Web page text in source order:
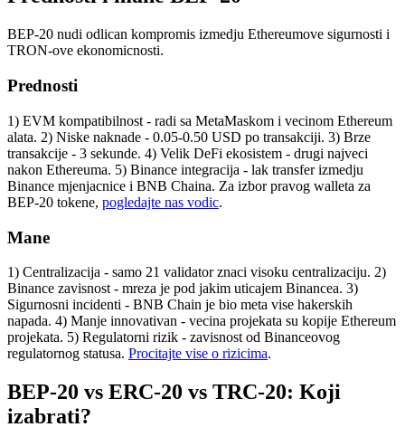
BEP-20 nudi odlican kompromis izmedju Ethereumove sigurnosti i
TRON-ove ekonomicnosti.
Prednosti
1) EVM kompatibilnost - radi sa MetaMaskom i vecinom Ethereum
alata. 2) Niske naknade - 0.05-0.50 USD po transakciji. 3) Brze
transakcije - 3 sekunde. 4) Velik DeFi ekosistem - drugi najveci
nakon Ethereuma. 5) Binance integracija - lak transfer izmedju
Binance mjenjacnice i BNB Chaina. Za izbor pravog walleta za
BEP-20 tokene, pogledajte nas vodic.
Mane
1) Centralizacija - samo 21 validator znaci visoku centralizaciju. 2)
Binance zavisnost - mreza je pod jakim uticajem Binancea. 3)
Sigurnosni incidenti - BNB Chain je bio meta vise hakerskih
napada. 4) Manje innovativan - vecina projekata su kopije Ethereum
projekata. 5) Regulatorni rizik - zavisnost od Binanceovog
regulatornog statusa. Procitajte vise o rizicima.
BEP-20 vs ERC-20 vs TRC-20: Koji
izabrati?